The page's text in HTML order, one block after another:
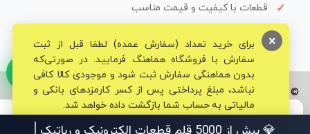
قطعات با کیفیت و قیمت مناسب
© تمامی حقوق برای فروشگاه تخصصی قم الکترونیک محفوظ می‌باشد.
برای خرید تعداد (سفارش عمده) لطفا قبل از ثبت
سفارش با فروشگاه هماهنگ فرمایید. در صورتی‌که
بدون هماهنگی سفارش ثبت شود و موجودی کالا کافی
نباشد، مبلغ پرداختی پس از کسر کارمزدهای بانکی و
مالیاتی به حساب شما بازگشت داده خواهد شد.
×